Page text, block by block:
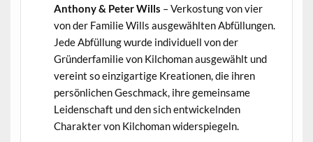
Anthony & Peter Wills – Verkostung von vier
von der Familie Wills ausgewählten Abfüllungen.
Jede Abfüllung wurde individuell von der
Gründerfamilie von Kilchoman ausgewählt und
vereint so einzigartige Kreationen, die ihren
persönlichen Geschmack, ihre gemeinsame
Leidenschaft und den sich entwickelnden
Charakter von Kilchoman widerspiegeln.